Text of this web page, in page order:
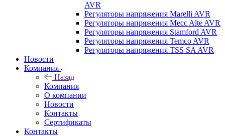
AVR
Регуляторы напряжения Marelli AVR
Регуляторы напряжения Mecc Alte AVR
Регуляторы напряжения Stamford AVR
Регуляторы напряжения Temco AVR
Регуляторы напряжения TSS SA AVR
Новости
Компания
Назад
Компания
О компании
Новости
Контакты
Сертификаты
Контакты